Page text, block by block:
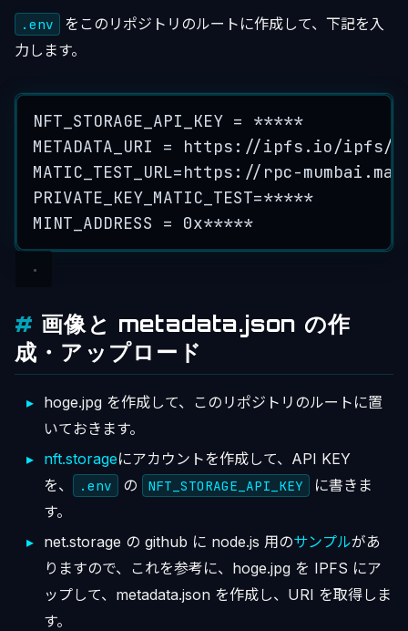
.env
をこのリポジトリのルートに作成して、下記を入
力します。
NFT_STORAGE_API_KEY = *****
METADATA_URI = https://ipfs.io/ipfs/
MATIC_TEST_URL=https://rpc-
PRIVATE_KEY_MATIC_TEST=*****
MINT_ADDRESS = 0x*****
画像と metadata.json の作
成・アップロード
hoge.jpg を作成して、このリポジトリのルートに置
いておきます。
nft.storageにアカウントを作成して、API KEY
を、
.env の NFT_STORAGE_API_KEY
に書きま
す。
net.storage の github に node.js 用のサンプルがあ
りますので、これを参考に、hoge.jpg を IPFS にア
ップして、metadata.json を作成し、URI を取得しま
す。